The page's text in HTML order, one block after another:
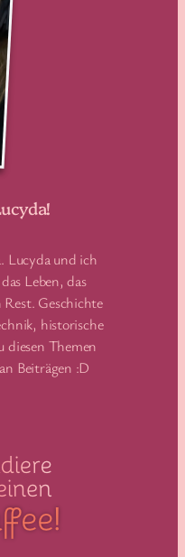
Lucyda und ich
Leben, das
Geschichte
historische
diesen Themen
Beiträgen :D